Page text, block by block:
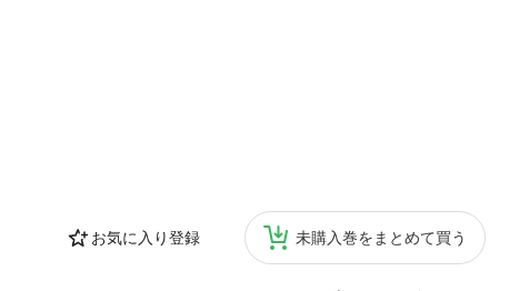
お気に入り登録 未購入巻をまとめて買う